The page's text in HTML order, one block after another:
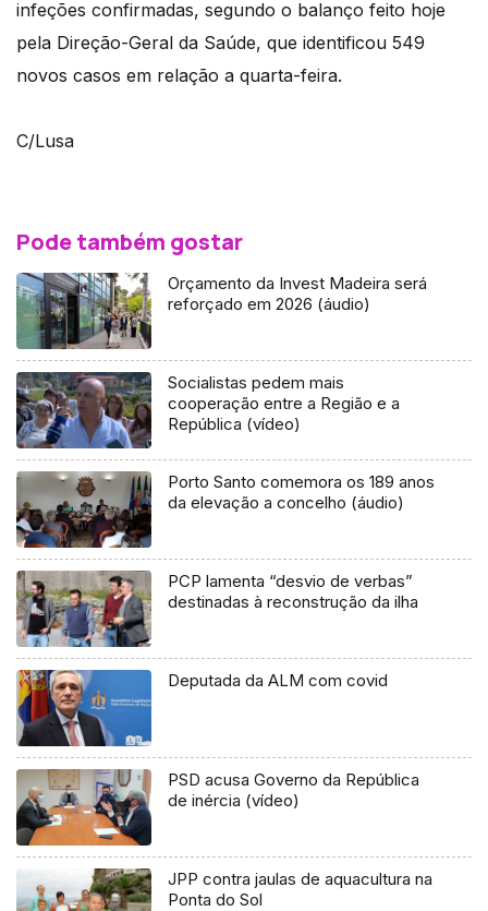
infeções confirmadas, segundo o balanço feito hoje
pela Direção-Geral da Saúde, que identificou 549
novos casos em relação a quarta-feira.
C/Lusa
Pode também gostar
Orçamento da Invest Madeira será
reforçado em 2026 (áudio)
Socialistas pedem mais
cooperação entre a Região e a
República (vídeo)
Porto Santo comemora os 189 anos
da elevação a concelho (áudio)
PCP lamenta “desvio de verbas”
destinadas à reconstrução da ilha
Deputada da ALM com covid
PSD acusa Governo da República
de inércia (vídeo)
JPP contra jaulas de aquacultura na
Ponta do Sol